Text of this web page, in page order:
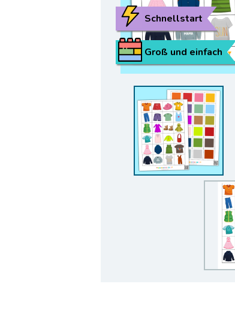
Groß und einfach
Schnellstart